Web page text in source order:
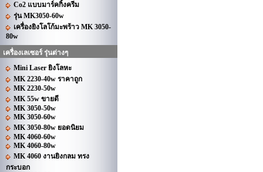
Co2 แบบมาร์คกิ้งครีม
รุ่น MK3050-60w
เครื่องยิงโลโก้มะพร้าว MK 3050-
80w
เครื่องเลเซอร์ รุ่นต่างๆ
Mini Laser ยิงโลหะ
MK 2230-40w ราคาถูก
MK 2230-50w
MK 55w ขายดี
MK 3050-50w
MK 3050-60w
MK 3050-80w ยอดนิยม
MK 4060-60w
MK 4060-80w
MK 4060 งานยิงกลม ทรง
กระบอก